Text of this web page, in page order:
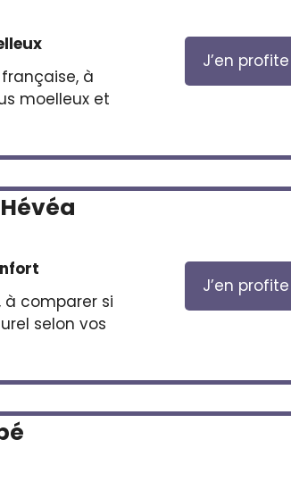
à
moelleux et
J’en profite
à comparer si
selon vos
J’en profite